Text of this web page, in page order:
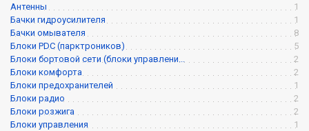
Антенны
1
Бачки гидроусилителя
1
Бачки омывателя
8
Блоки PDC (парктроников)
5
Блоки бортовой сети (блоки управлени...
2
Блоки комфорта
2
Блоки предохранителей
1
Блоки радио
2
Блоки розжига
2
Блоки управления
1